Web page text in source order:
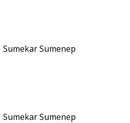
Sumenep
Sumenep